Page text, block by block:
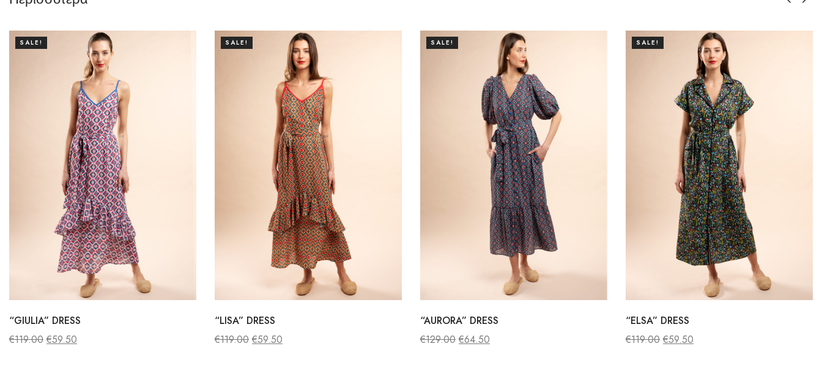
SALE!
“GIULIA” DRESS
€119.00 €59.50
SALE!
“LISA” DRESS
€119.00 €59.50
SALE!
“AURORA” DRESS
€129.00 €64.50
SALE!
“ELSA” DRESS
€119.00 €59.50